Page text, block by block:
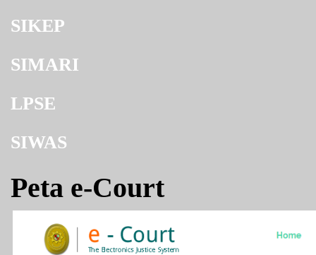
SIKEP
SIMARI
LPSE
SIWAS
Peta e-Court